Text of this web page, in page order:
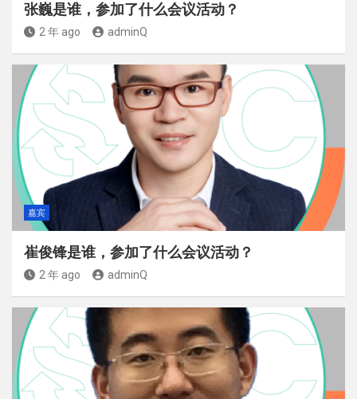
张巍是谁，参加了什么会议活动？
2 年 ago adminQ
嘉宾
崔俊锋是谁，参加了什么会议活动？
2 年 ago adminQ